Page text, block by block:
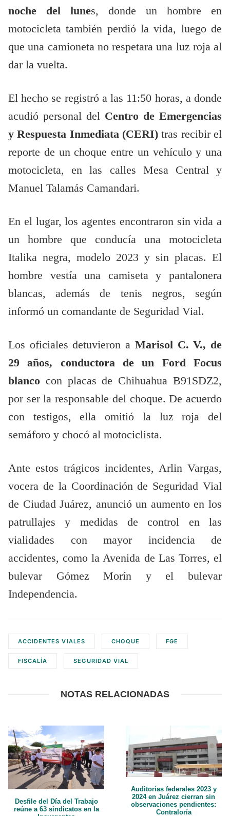
noche del lunes, donde un hombre en
motocicleta también perdió la vida, luego de
que una camioneta no respetara una luz roja al
dar la vuelta.
El hecho se registró a las 11:50 horas, a donde
acudió personal del Centro de Emergencias
y Respuesta Inmediata (CERI)tras recibir el
reporte de un choque entre un vehículo y una
motocicleta, en las calles Mesa Central y
Manuel Talamás Camandari.
En el lugar, los agentes encontraron sin vida a
un hombre que conducía una motocicleta
Italika negra, modelo 2023 y sin placas. El
hombre vestía una camiseta y pantalonera
blancas, además de tenis negros, según
informó un comandante de Seguridad Vial.
Los oficiales detuvieron a Marisol C. V., de
29 años, conductora de un Ford Focus
blanco con placas de Chihuahua B91SDZ2,
por ser la responsable del choque. De acuerdo
con testigos, ella omitió la luz roja del
semáforo y chocó al motociclista.
Ante estos trágicos incidentes, Arlin Vargas,
vocera de la Coordinación de Seguridad Vial
de Ciudad Juárez, anunció un aumento en los
patrullajes y medidas de control en las
vialidades con mayor incidencia de
accidentes, como la Avenida de Las Torres, el
bulevar Gómez Morín y el bulevar
Independencia.
ACCIDENTES VIALES CHOQUE FGE
FISCALÍA SEGURIDAD VIAL
NOTAS RELACIONADAS
Desfile del Día del Trabajo
reúne a 63 sindicatos en la
Auditorías federales 2023 y
2024 en Juárez cierran sin
observaciones pendientes:
Contraloría